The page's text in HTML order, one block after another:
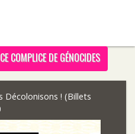
COMPLICE DE GÉNOCIDES
Décolonisons ! (Billets